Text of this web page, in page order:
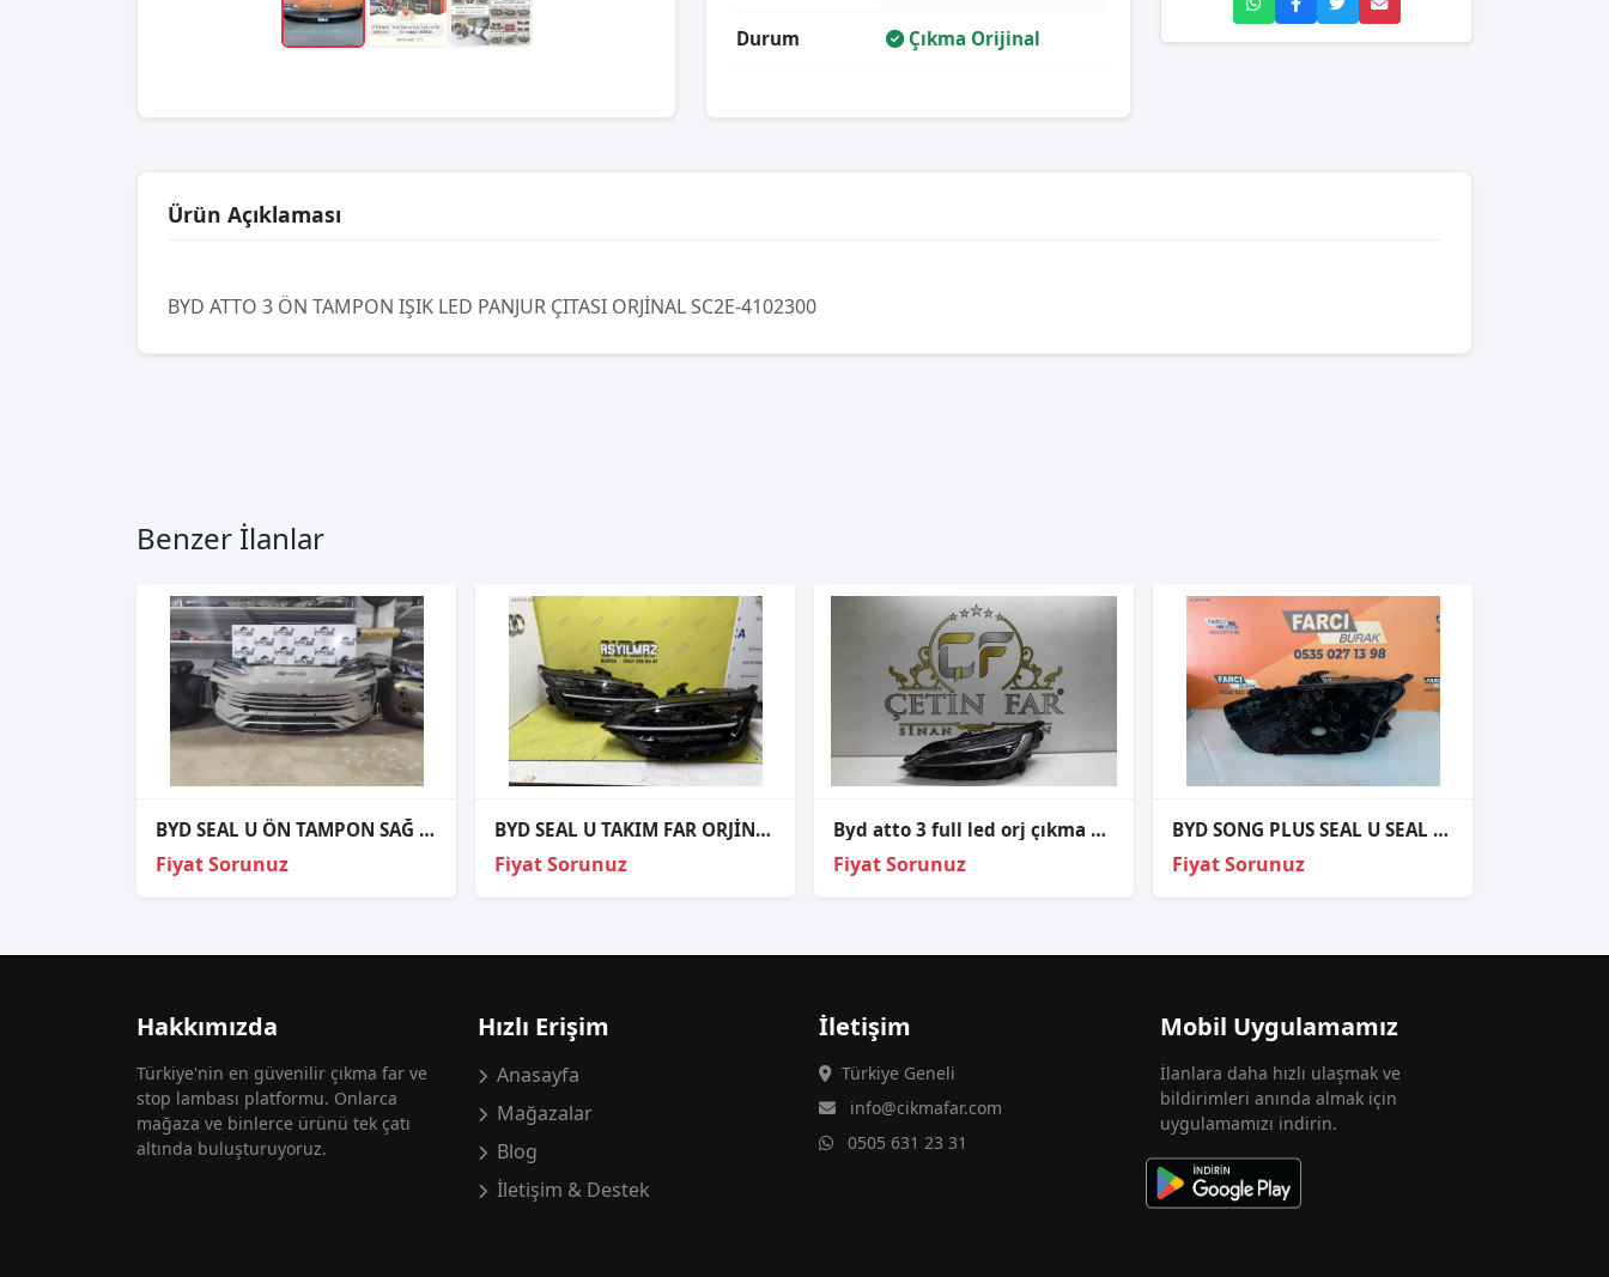
Durum Çıkma Orijinal
Ürün Açıklaması
BYD ATTO 3 ÖN TAMPON IŞIK LED PANJUR ÇITASI ORJİNAL SC2E-4102300
Benzer İlanlar
BYD SEAL U ÖN TAMPON SAĞ SOL FAR SET
Fiyat Sorunuz
BYD SEAL U TAKIM FAR ORJİNAL SIFIR 24-26.
Fiyat Sorunuz
Byd atto 3 full led orj çıkma 2022-2026 sc2e-4121010
Fiyat Sorunuz
BYD SONG PLUS SEAL U SEAL U EV SOL FAR KASASI SIFR SA3HK-4121010B
Fiyat Sorunuz
Hakkımızda
Türkiye'nin en güvenilir çıkma far ve
stop lambası platformu. Onlarca
mağaza ve binlerce ürünü tek çatı
altında buluşturuyoruz.
Hızlı Erişim
Anasayfa
Mağazalar
Blog
İletişim & Destek
İletişim
Türkiye Geneli
info@cikmafar.com
0505 631 23 31
Mobil Uygulamamız
İlanlara daha hızlı ulaşmak ve
bildirimleri anında almak için
uygulamamızı indirin.